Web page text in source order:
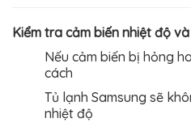
Kiểm tra cảm biến nhiệt độ
Nếu cảm biến bị hỏng
cách
Tủ lạnh Samsung sẽ
nhiệt độ